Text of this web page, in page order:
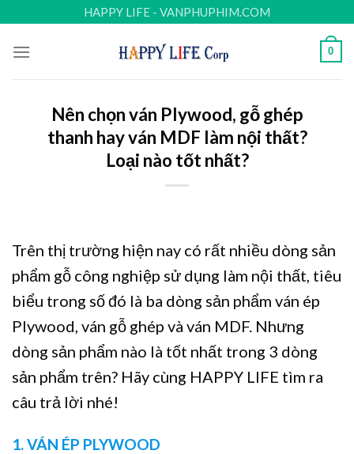
to
content
HAPPY LIFE - VANPHUPHIM.COM
0
Nên chọn ván Plywood, gỗ ghép
thanh hay ván MDF làm nội thất?
Loại nào tốt nhất?
Trên thị trường hiện nay có rất nhiều dòng sản
phẩm gỗ công nghiệp sử dụng làm nội thất, tiêu
biểu trong số đó là ba dòng sản phẩm ván ép
Plywood, ván gỗ ghép và ván MDF. Nhưng
dòng sản phẩm nào là tốt nhất trong 3 dòng
sản phẩm trên? Hãy cùng HAPPY LIFE tìm ra
câu trả lời nhé!
1. VÁN ÉP PLYWOOD